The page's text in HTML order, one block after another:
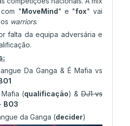
"MoveMind" e "fox" vai
warriors.
falta da equipa adversária e
Da Ganga & É Mafia vs
Mafia (qualificação) &DJ1 vs
BO3
da Ganga (decider)